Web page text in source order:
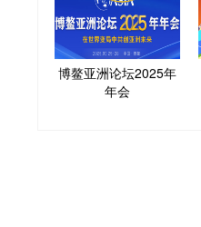
博鳌亚洲论坛2025年
年会